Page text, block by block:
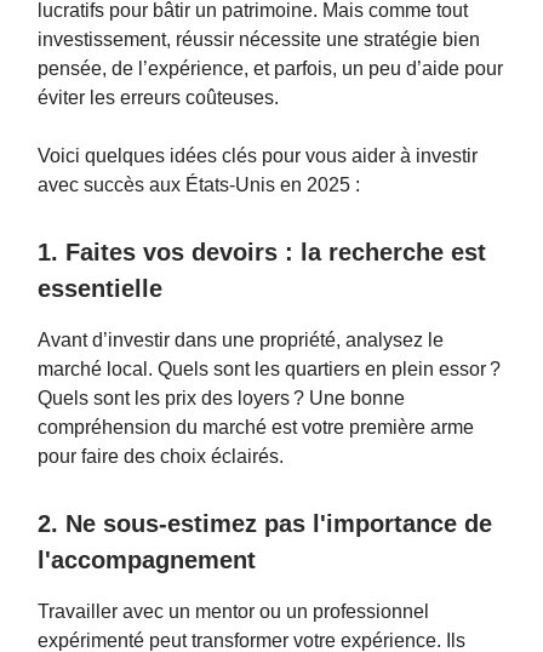
lucratifs pour bâtir un patrimoine. Mais comme tout
investissement, réussir nécessite une stratégie bien
pensée, de l’expérience, et parfois, un peu d’aide pour
éviter les erreurs coûteuses.
Voici quelques idées clés pour vous aider à investir
avec succès aux États-Unis en 2025 :
1. Faites vos devoirs : la recherche est
essentielle
Avant d’investir dans une propriété, analysez le
marché local. Quels sont les quartiers en plein essor ?
Quels sont les prix des loyers ? Une bonne
compréhension du marché est votre première arme
pour faire des choix éclairés.
2. Ne sous-estimez pas l'importance de
l'accompagnement
Travailler avec un mentor ou un professionnel
expérimenté peut transformer votre expérience. Ils